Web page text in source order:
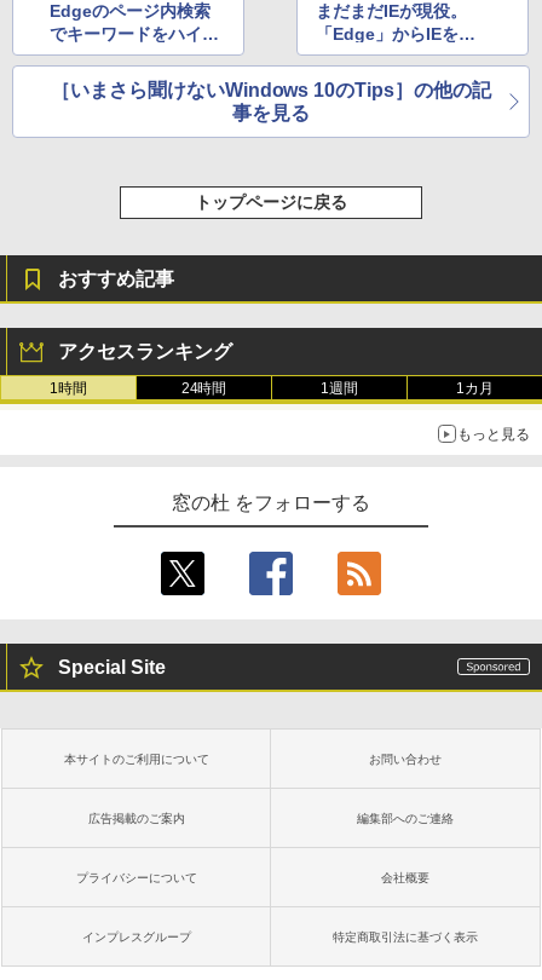
Edgeのページ内検索
でキーワードをハイラ
イト
まだまだIEが現役。
「Edge」からIEを呼
び出す
［いまさら聞けないWindows 10のTips］の他の記
事を見る
トップページに戻る
おすすめ記事
アクセスランキング
1時間 24時間 1週間 1カ月
もっと見る
窓の杜 をフォローする
Special Site
本サイトのご利用について お問い合わせ
広告掲載のご案内 編集部へのご連絡
プライバシーについて 会社概要
インプレスグループ 特定商取引法に基づく表示